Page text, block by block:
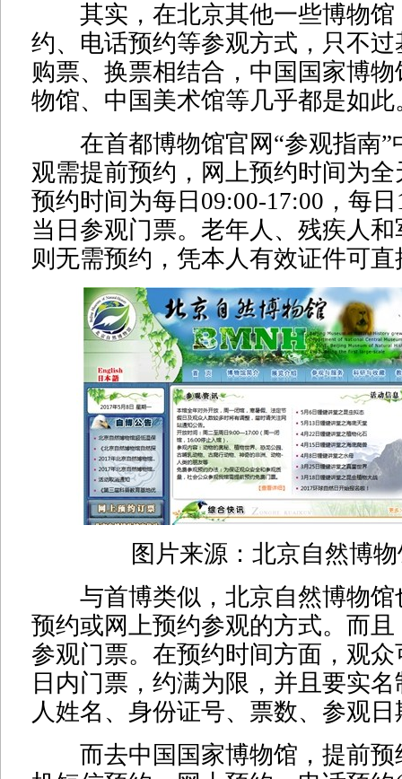
其实，在北京其他一些博物馆
约、电话预约等参观方式，只不
购票、换票相结合，中国国家博
物馆、中国美术馆等几乎都是如此
在首都博物馆官网“参观指南”
观需提前预约，网上预约时间为
预约时间为每日09:00-17:00，每
当日参观门票。老年人、残疾人
则无需预约，凭本人有效证件可
图片来源：北京自然博物
与首博类似，北京自然博物馆
预约或网上预约参观的方式。而
参观门票。在预约时间方面，观
日内门票，约满为限，并且要实
人姓名、身份证号、票数、参观
而去中国国家博物馆，提前预